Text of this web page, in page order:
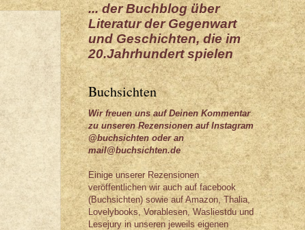
... der Buchblog über
Literatur der Gegenwart
und Geschichten, die im
20.Jahrhundert spielen
Buchsichten
Wir freuen uns auf Deinen Kommentar
zu unseren Rezensionen auf Instagram
@buchsichten oder an
mail@buchsichten.de
Einige unserer Rezensionen
veröffentlichen wir auch auf facebook
(Buchsichten) sowie auf Amazon, Thalia,
Lovelybooks, Vorablesen, Wasliestdu und
Lesejury in unseren jeweils eigenen